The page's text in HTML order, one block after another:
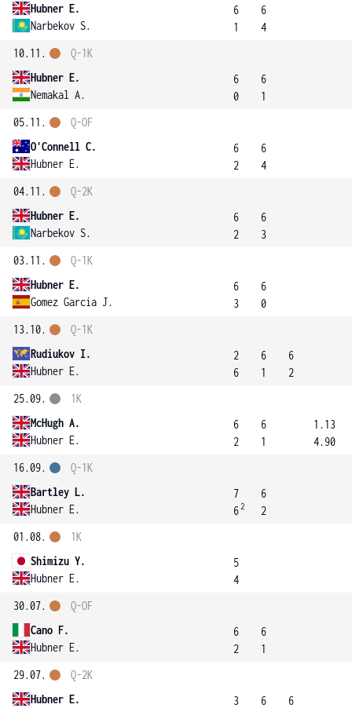
Hubner E.
Narbekov S.
6
1
6
4
10.11.
Hubner E.
Nemakal A.
Q-1K
6
0
6
1
05.11.
O'Connell C.
Hubner E.
Q-OF
6
2
6
4
04.11.
Hubner E.
Narbekov S.
Q-2K
6
2
6
3
03.11.
Hubner E.
Gomez Garcia J.
Q-1K
6
3
6
0
13.10.
Rudiukov I.
Hubner E.
Q-1K
2
6
6
1
6
2
25.09.
McHugh A.
Hubner E.
1K
6
2
6
1
1.13
4.90
16.09.
Bartley L.
Hubner E.
Q-1K
7
62
6
2
01.08.
Shimizu Y.
Hubner E.
1K
5
4
30.07.
Cano F.
Hubner E.
Q-OF
6
2
6
1
29.07.
Hubner E.
Q-2K
3
6
6